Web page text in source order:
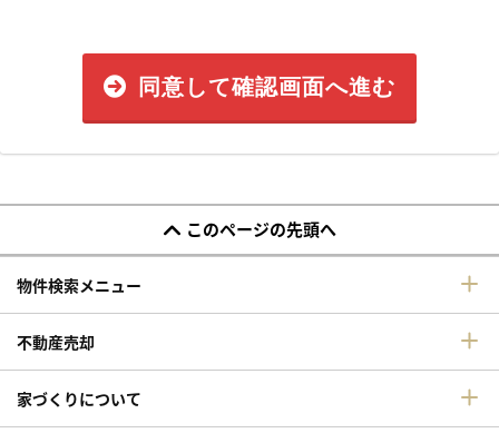
同意して確認画面へ進む
このページの先頭へ
物件検索メニュー
不動産売却
家づくりについて